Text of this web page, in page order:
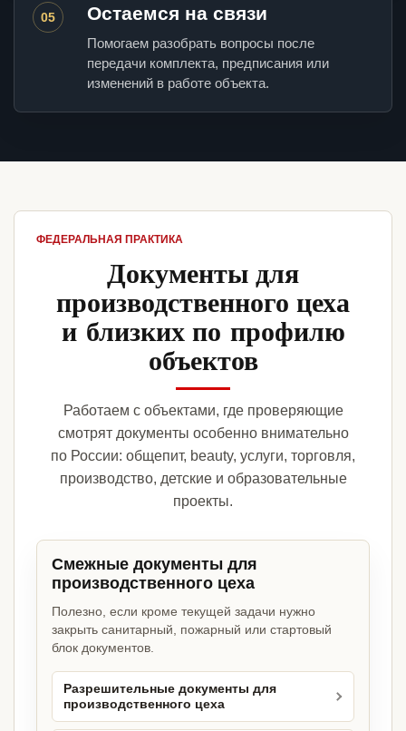
05 Остаемся на связи
Помогаем разобрать вопросы после
передачи комплекта, предписания или
изменений в работе объекта.
ФЕДЕРАЛЬНАЯ ПРАКТИКА
Документы для
производственного цеха
и близких по профилю
объектов
Работаем с объектами, где проверяющие
смотрят документы особенно внимательно
по России: общепит, beauty, услуги, торговля,
производство, детские и образовательные
проекты.
Смежные документы для
производственного цеха
Полезно, если кроме текущей задачи нужно
закрыть санитарный, пожарный или стартовый
блок документов.
Разрешительные документы для
производственного цеха